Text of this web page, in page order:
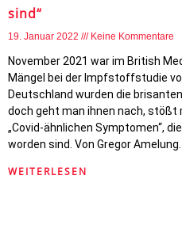
sind“
19. Januar 2022 Keine Kommentare
November 2021 war im British
Mängel bei der Impfstoffstudie
Deutschland wurden die
doch geht man ihnen nach,
„Covid-ähnlichen Symptomen“,
worden sind. Von Gregor Amelung.
WEITERLESEN